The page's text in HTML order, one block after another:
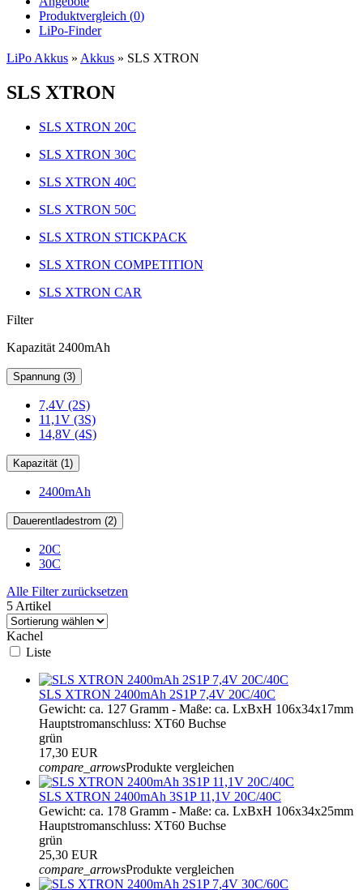
Produktvergleich (0)
LiPo-Finder
LiPo Akkus » Akkus » SLS XTRON
SLS XTRON
SLS XTRON 20C
SLS XTRON 30C
SLS XTRON 40C
SLS XTRON 50C
SLS XTRON STICKPACK
SLS XTRON COMPETITION
SLS XTRON CAR
Filter
Kapazität 2400mAh
Spannung (3)
7,4V (2S)
11,1V (3S)
14,8V (4S)
Kapazität (1)
2400mAh
Dauerentladestrom (2)
20C
30C
Alle Filter zurücksetzen
5 Artikel
Kachel
Liste
SLS XTRON 2400mAh 2S1P 7,4V 20C/40C
Gewicht: ca. 127 Gramm - Maße: ca. LxBxH 106x34x17mm
Hauptstromanschluss: XT60 Buchse
grün
17,30 EUR
compare_arrowsProdukte vergleichen
SLS XTRON 2400mAh 3S1P 11,1V 20C/40C
Gewicht: ca. 178 Gramm - Maße: ca. LxBxH 106x34x25mm
Hauptstromanschluss: XT60 Buchse
grün
25,30 EUR
compare_arrowsProdukte vergleichen